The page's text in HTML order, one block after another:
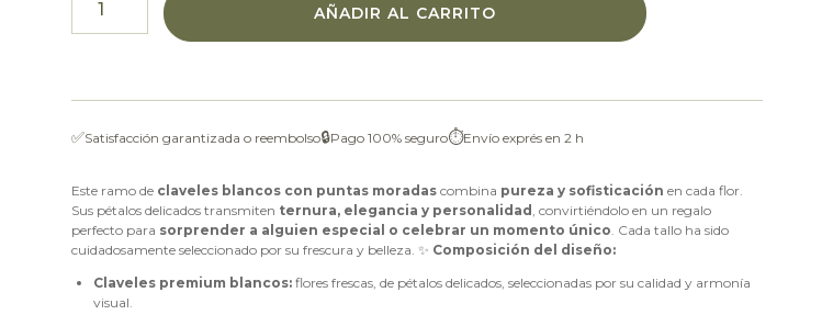
AÑADIR AL CARRITO
✅Satisfacción garantizada o reembolso🔒Pago 100% seguro⏱Envío exprés en 2 h
Este ramo de claveles blancos con puntas moradas combina pureza y sofisticación en cada flor.
Sus pétalos delicados transmiten ternura, elegancia y personalidad , convirtiéndolo en un regalo
perfecto para sorprender a alguien especial o celebrar un momento único. Cada tallo ha sido
cuidadosamente seleccionado por su frescura y belleza. ✨ Composición del diseño:
Claveles premium blancos: flores frescas, de pétalos delicados, seleccionadas por su calidad y armonía
visual.